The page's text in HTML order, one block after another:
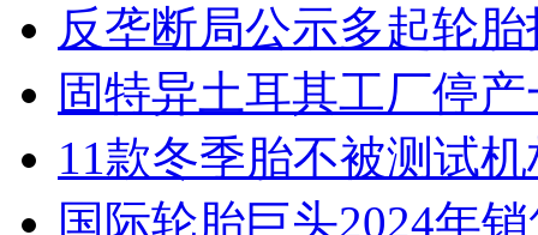
反垄断局公示多起轮
固特异土耳其工厂停
11款冬季胎不被测试
国际轮胎巨头2024年